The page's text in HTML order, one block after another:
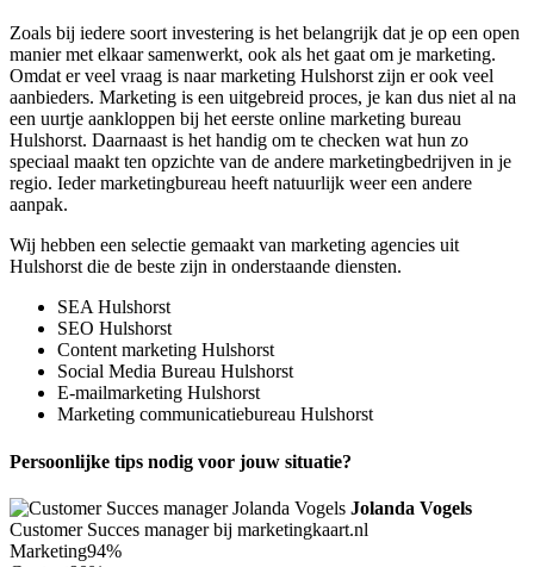
Zoals bij iedere soort investering is het belangrijk dat je op een open
manier met elkaar samenwerkt, ook als het gaat om je marketing.
Omdat er veel vraag is naar marketing Hulshorst zijn er ook veel
aanbieders. Marketing is een uitgebreid proces, je kan dus niet al na
een uurtje aankloppen bij het eerste online marketing bureau
Hulshorst. Daarnaast is het handig om te checken wat hun zo
speciaal maakt ten opzichte van de andere marketingbedrijven in je
regio. Ieder marketingbureau heeft natuurlijk weer een andere
aanpak.
Wij hebben een selectie gemaakt van marketing agencies uit
Hulshorst die de beste zijn in onderstaande diensten.
SEA Hulshorst
SEO Hulshorst
Content marketing Hulshorst
Social Media Bureau Hulshorst
E-mailmarketing Hulshorst
Marketing communicatiebureau Hulshorst
Persoonlijke tips nodig voor jouw situatie?
Jolanda Vogels
Customer Succes manager bij marketingkaart.nl
Marketing94%